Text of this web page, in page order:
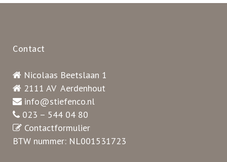
Contact
Nicolaas Beetslaan 1
2111 AV Aerdenhout
info@stiefenco.nl
023 – 544 04 80
Contactformulier
BTW nummer: NL001531723